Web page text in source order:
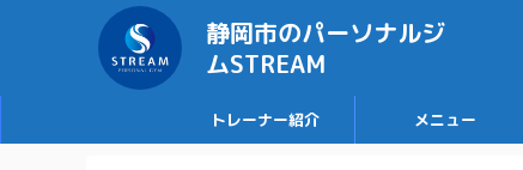
静岡市のパーソナルジ
ムSTREAM
トレーナー紹介 メニュー